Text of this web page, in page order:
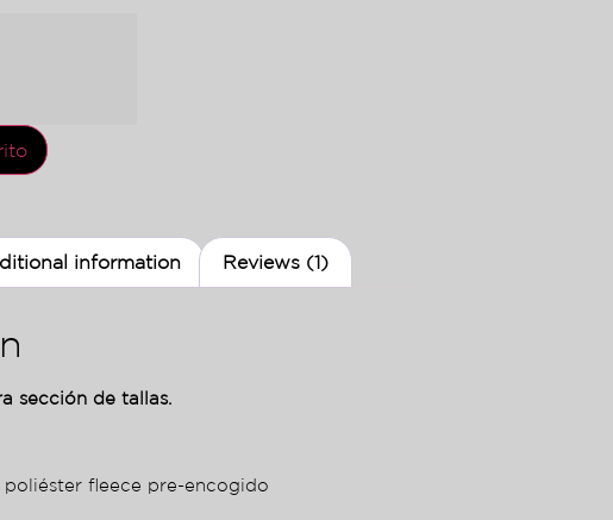
information Reviews (1)
sección de tallas.
fleece pre-encogido